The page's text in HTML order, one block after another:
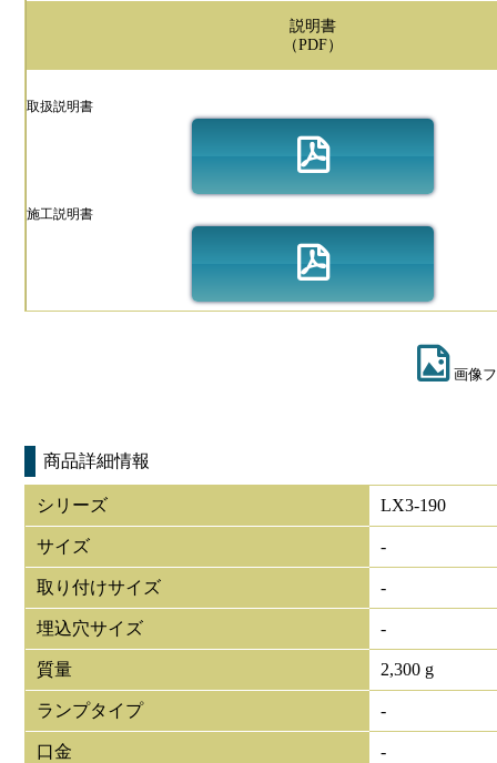
説明書
（PDF）
取扱説明書
施工説明書
画像
商品詳細情報
シリーズ LX3-190
サイズ -
取り付けサイズ -
埋込穴サイズ -
質量 2,300 g
ランプタイプ -
口金 -